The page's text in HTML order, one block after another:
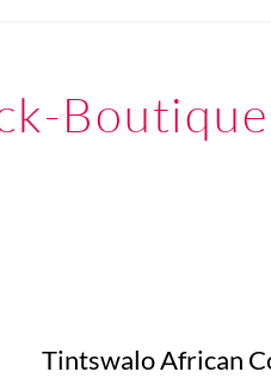
Boutique
Tintswalo African